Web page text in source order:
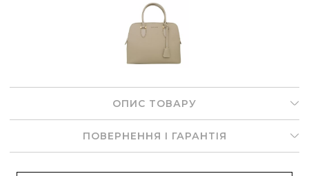
ОПИС ТОВАРУ
ПОВЕРНЕННЯ І ГАРАНТІЯ